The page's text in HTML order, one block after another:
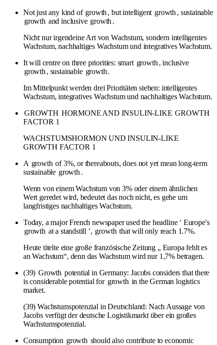
Not just any kind of growth , but intelligent growth , sustainable
growth and inclusive growth .
Nicht nur irgendeine Art von Wachstum, sondern intelligentes
Wachstum, nachhaltiges Wachstum und integratives Wachstum.
It will centre on three priorities: smart growth , inclusive
growth , sustainable growth.
Im Mittelpunkt werden drei Prioritäten stehen: intelligentes
Wachstum, integratives Wachstum und nachhaltiges Wachstum.
GROWTH HORMONE AND INSULIN-LIKE GROWTH
FACTOR 1
WACHSTUMSHORMON UND INSULIN-LIKE
GROWTH FACTOR 1
A growth of 3%, or thereabouts, does not yet mean long-term
sustainable growth .
Wenn von einem Wachstum von 3% oder einem ähnlichen
Wert geredet wird, bedeutet das noch nicht, es gehe um
langfristiges nachhaltiges Wachstum.
Today, a major French newspaper used the headline ‘ Europe's
growth at a standstill ’, growth that will only reach 1.7%.
Heute titelte eine große französische Zeitung „ Europa fehlt es
an Wachstum“, denn das Wachstum wird nur 1,7% betragen.
(39) Growth potential in Germany: Jacobs considers that there
is considerable potential for growth in the German logistics
market.
(39) Wachstumspotenzial in Deutschland: Nach Aussage von
Jacobs verfügt der deutsche Logistikmarkt über ein großes
Wachstumspotenzial.
Consumption growth should also contribute to economic